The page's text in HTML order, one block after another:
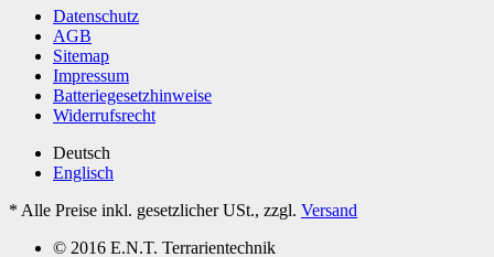
Datenschutz
AGB
Sitemap
Impressum
Batteriegesetzhinweise
Widerrufsrecht
Deutsch
Englisch
* Alle Preise inkl. gesetzlicher USt., zzgl. Versand
© 2016 E.N.T. Terrarientechnik